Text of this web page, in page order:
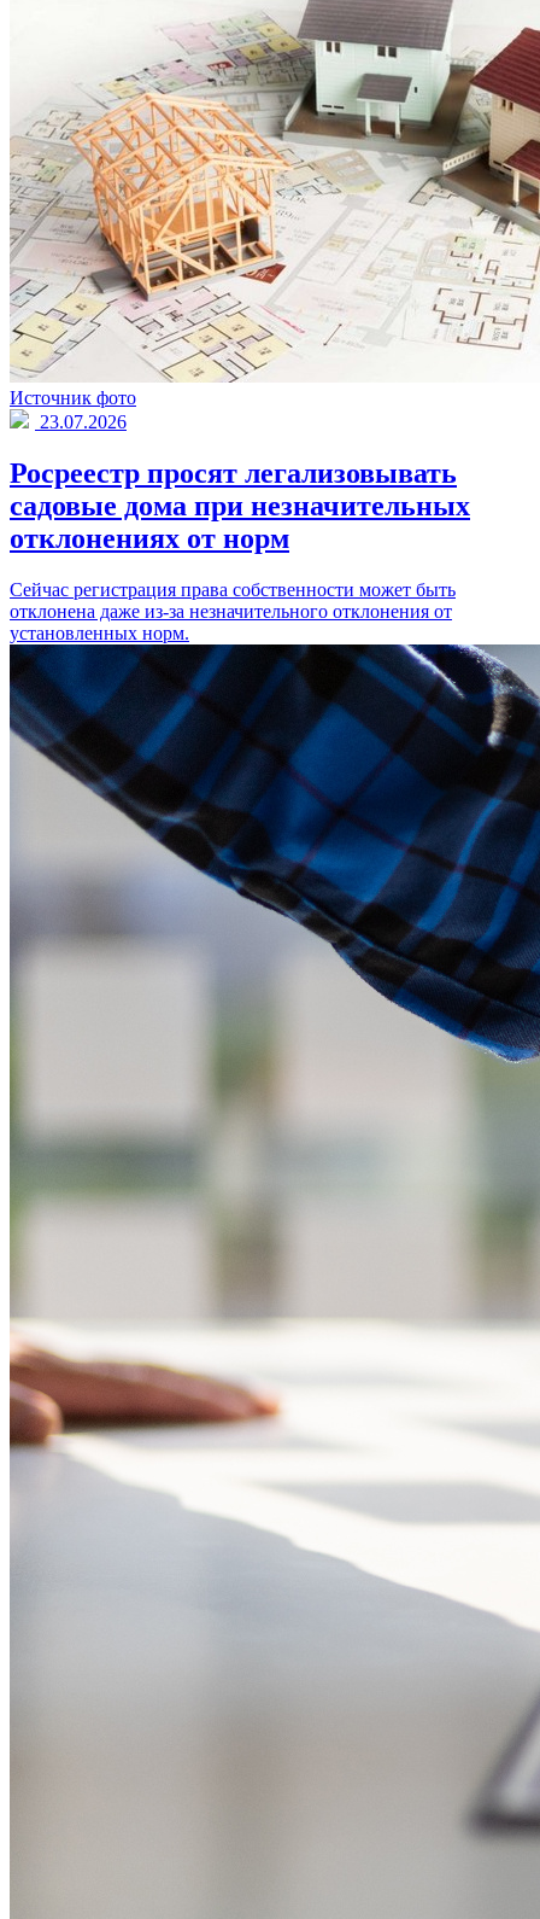
Источник фото
23.07.2026
Росреестр просят легализовывать
садовые дома при незначительных
отклонениях от норм
Сейчас регистрация права собственности может быть
отклонена даже из-за незначительного отклонения от
установленных норм.